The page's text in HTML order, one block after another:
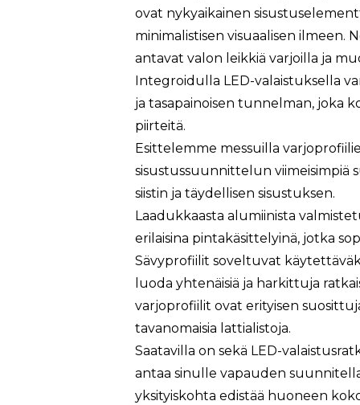
ovat nykyaikainen
minimalistisen visuaalisen ilmeen.
antavat valon leikkiä varjoilla ja
Integroidulla LED-valaistuksella
ja tasapainoisen tunnelman, joka
piirteitä.
Esittelemme messuilla
sisustussuunnittelun viimeisimpiä
siistin ja täydellisen sisustuksen.
Laadukkaasta alumiinista
erilaisina pintakäsittelyinä, jotka
Sävyprofiilit soveltuvat
luoda yhtenäisiä ja harkittuja
varjoprofiilit ovat erityisen
tavanomaisia lattialistoja.
Saatavilla on sekä LED-
antaa sinulle vapauden
yksityiskohta edistää huoneen